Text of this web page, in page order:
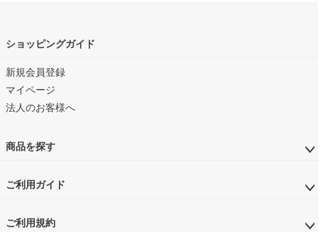
ショッピングガイド
新規会員登録
マイページ
法人のお客様へ
商品を探す
ご利用ガイド
ご利用規約